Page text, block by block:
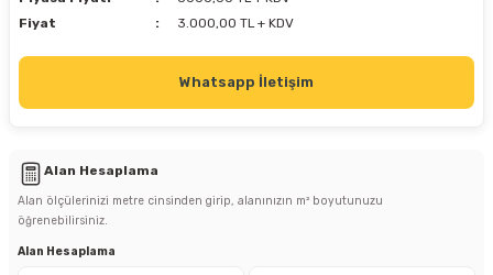
Fiyat
3.000,00 TL + KDV
Whatsapp İletişim
Alan Hesaplama
Alan ölçülerinizi metre cinsinden girip, alanınızın m² boyutunuzu
öğrenebilirsiniz.
Alan Hesaplama